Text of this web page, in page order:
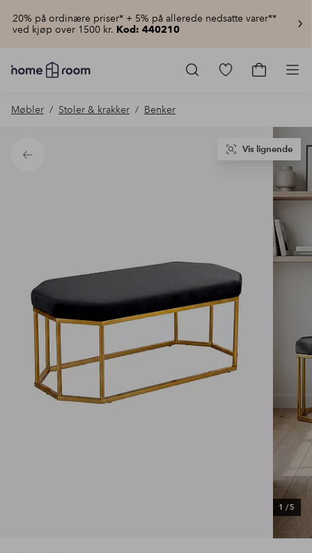
20% på ordinære priser* + 5% på allerede nedsatte varer**
ved kjøp over 1500 kr. Kod: 440210
Homeroom
–
hjemmet
pris
Gå
Gå
Møbler Stoler & krakker Benker
Tilbake
1 /5
Vis lignende